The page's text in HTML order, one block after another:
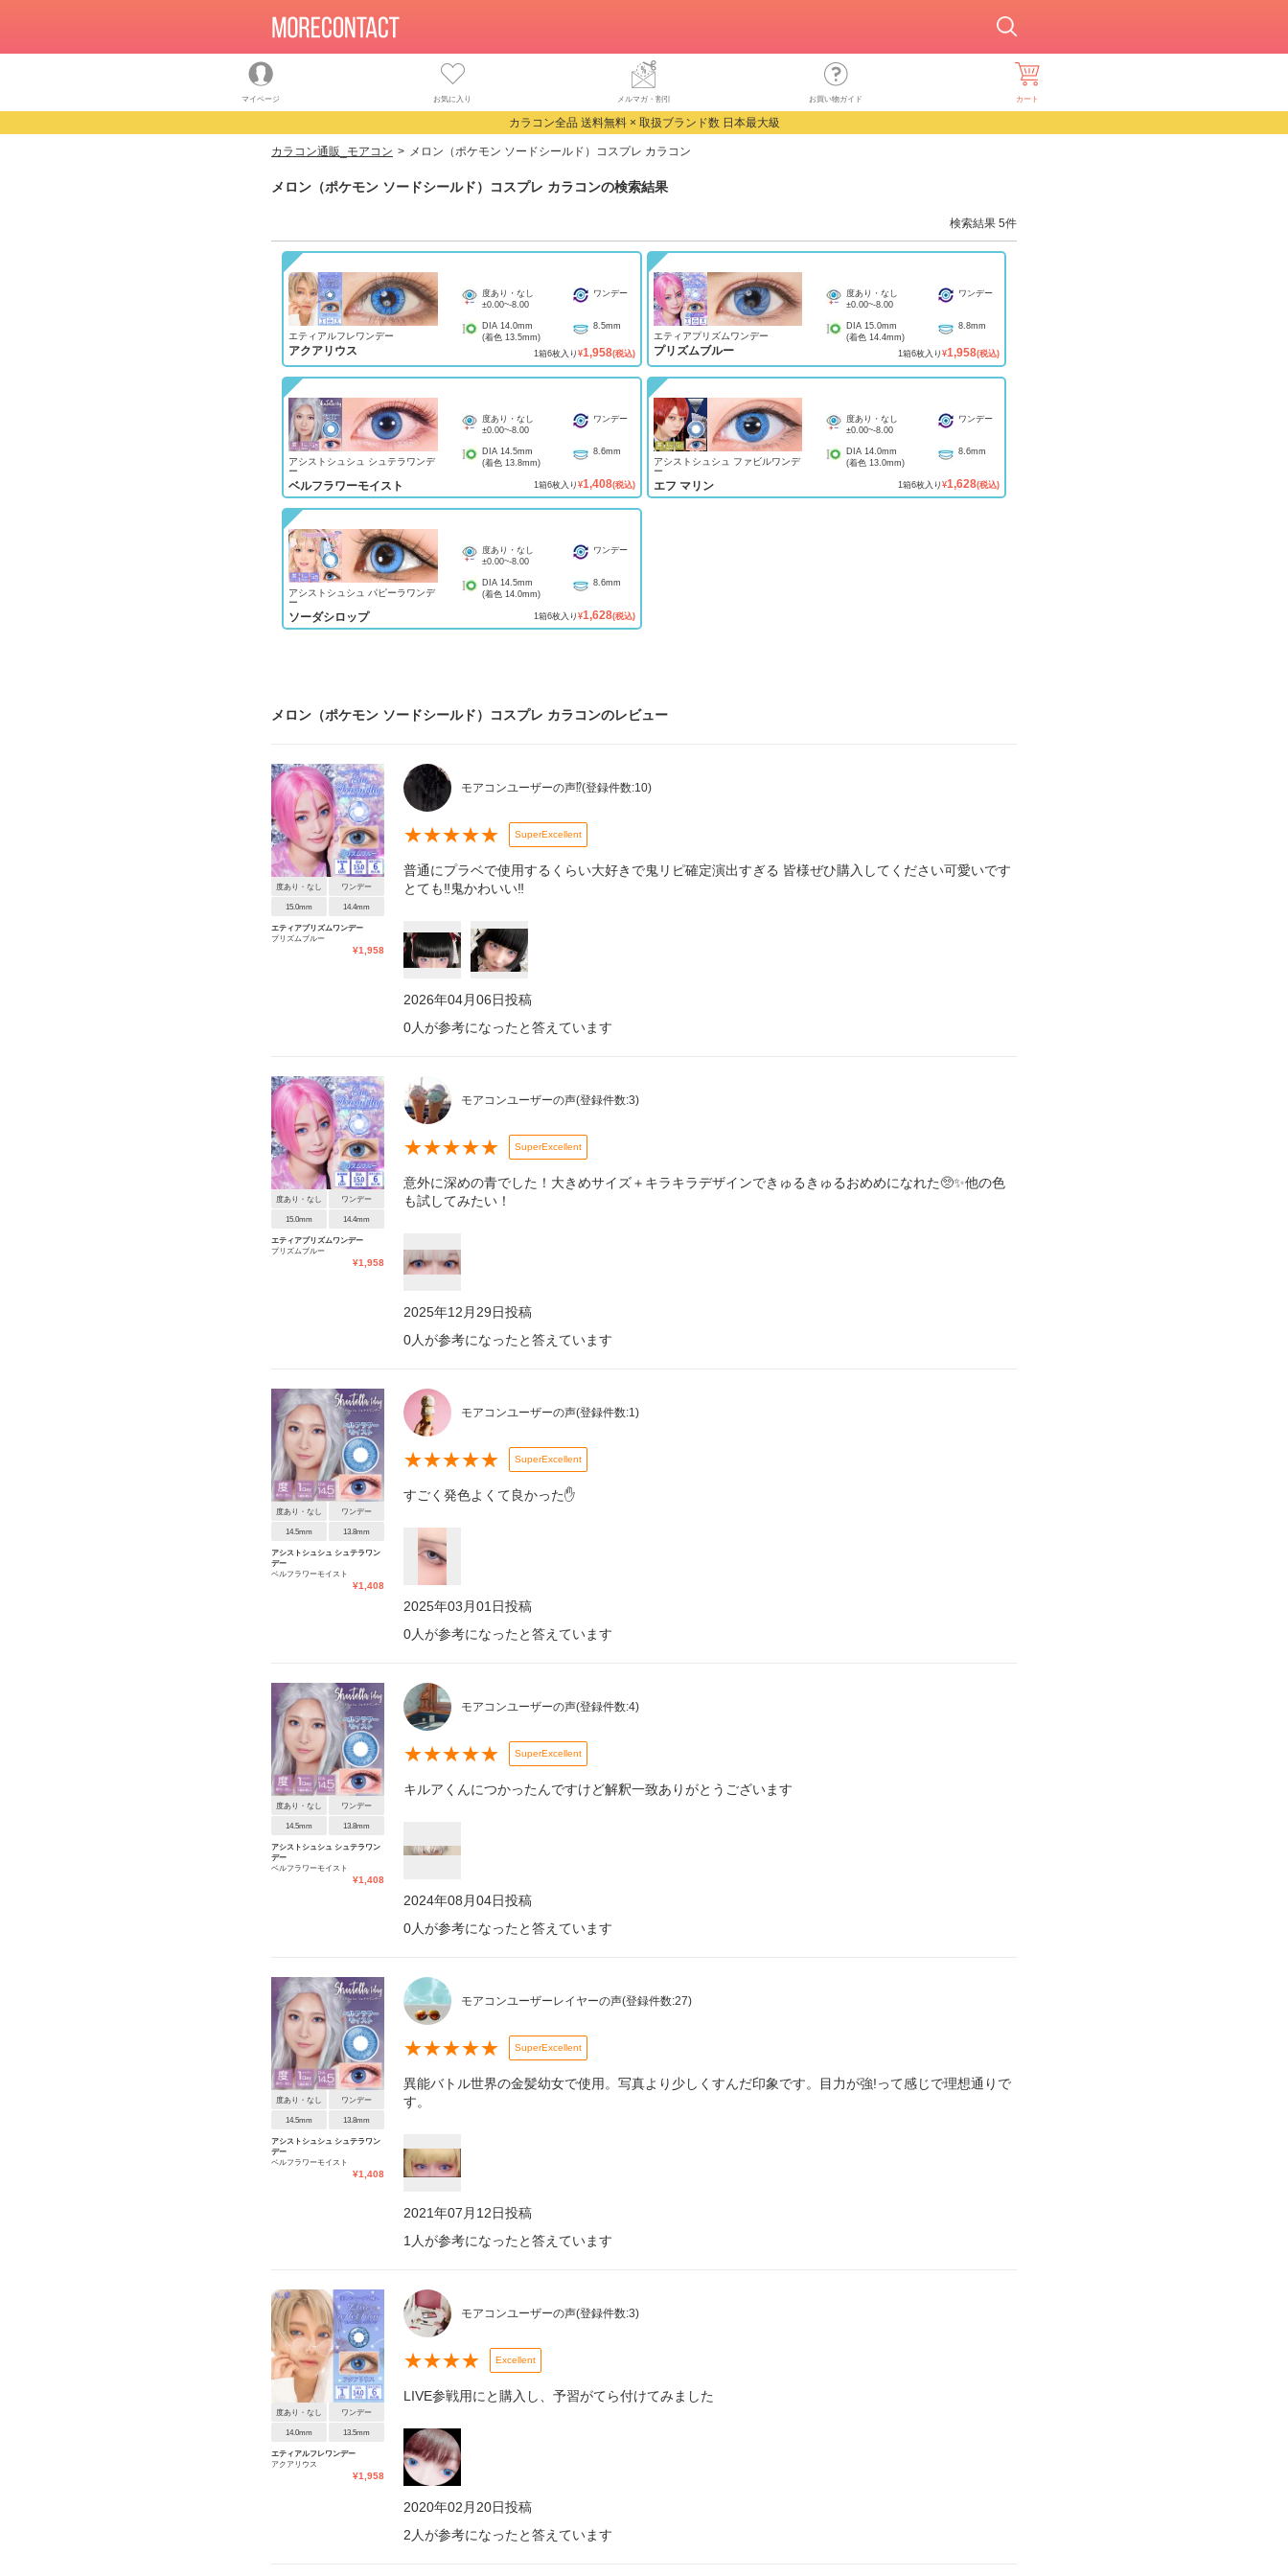
マイページ お気に入り メルマガ・割引 お買い物ガイド カート
カラコン全品 送料無料 × 取扱ブランド数 日本最大級
カラコン通販_モアコン メロン（ポケモン ソードシールド）コスプレ カラコン
メロン（ポケモン ソードシールド）コスプレ カラコンの検索結果
検索結果 5件
エティアルフレワンデー
アクアリウス
度あり・なし
±0.00~-8.00
ワンデー
DIA 14.0mm
(着色 13.5mm)
8.5mm
1箱6枚入り ¥1,958(税込)
エティアプリズムワンデー
プリズムブルー
度あり・なし
±0.00~-8.00
ワンデー
DIA15.0mm
(着色14.4mm)
8.8mm
1箱6枚入り ¥1,958(税込)
アシストシュシュ シュテラワンデ
ー
ベルフラワーモイスト
度あり・なし
±0.00~-8.00
ワンデー
DIA 14.5mm
(着色 13.8mm)
8.6mm
1箱6枚入り ¥1,408(税込)
アシストシュシュ ファビルワンデ
ー
エフ マリン
度あり・なし
±0.00~-8.00
ワンデー
DIA14.0mm
(着色13.0mm)
8.6mm
1箱6枚入り ¥1,628(税込)
アシストシュシュ パピーラワンデ
ー
ソーダシロップ
度あり・なし
±0.00~-8.00
ワンデー
DIA 14.5mm
(着色 14.0mm)
8.6mm
1箱6枚入り ¥1,628(税込)
メロン（ポケモン ソードシールド）コスプレ カラコンのレビュー
度あり・なし ワンデー
15.0mm 14.4mm
エティアプリズムワンデー
プリズムブルー
¥1,958
モアコンユーザーの声⁉️(登録件数:10)
★★★★★ SuperExcellent
普通にプラベで使用するくらい大好きで鬼リピ確定演出すぎる 皆様ぜひ購入してください可愛いです
とても‼️鬼かわいい‼️
2026年04月06日投稿
0人が参考になったと答えています
度あり・なし ワンデー
15.0mm 14.4mm
エティアプリズムワンデー
プリズムブルー
¥1,958
モアコンユーザーの声(登録件数:3)
★★★★★ SuperExcellent
意外に深めの青でした！大きめサイズ＋キラキラデザインできゅるきゅるおめめになれた🥺✨️他の色
も試してみたい！
2025年12月29日投稿
0人が参考になったと答えています
度あり・なし ワンデー
14.5mm 13.8mm
アシストシュシュ シュテラワン
デー
ベルフラワーモイスト
¥1,408
モアコンユーザーの声(登録件数:1)
★★★★★ SuperExcellent
すごく発色よくて良かった✋
2025年03月01日投稿
0人が参考になったと答えています
度あり・なし ワンデー
14.5mm 13.8mm
アシストシュシュ シュテラワン
デー
ベルフラワーモイスト
¥1,408
モアコンユーザーの声(登録件数:4)
★★★★★ SuperExcellent
キルアくんにつかったんですけど解釈一致ありがとうございます
2024年08月04日投稿
0人が参考になったと答えています
度あり・なし ワンデー
14.5mm 13.8mm
アシストシュシュ シュテラワン
デー
ベルフラワーモイスト
¥1,408
モアコンユーザーレイヤーの声(登録件数:27)
★★★★★ SuperExcellent
異能バトル世界の金髪幼女で使用。写真より少しくすんだ印象です。目力が強!って感じで理想通りで
す。
2021年07月12日投稿
1 人が参考になったと答えています
度あり・なし ワンデー
14.0mm 13.5mm
エティアルフレワンデー
アクアリウス
¥1,958
モアコンユーザーの声(登録件数:3)
★★★★ Excellent
LIVE参戦用にと購入し、予習がてら付けてみました
2020年02月20日投稿
2 人が参考になったと答えています